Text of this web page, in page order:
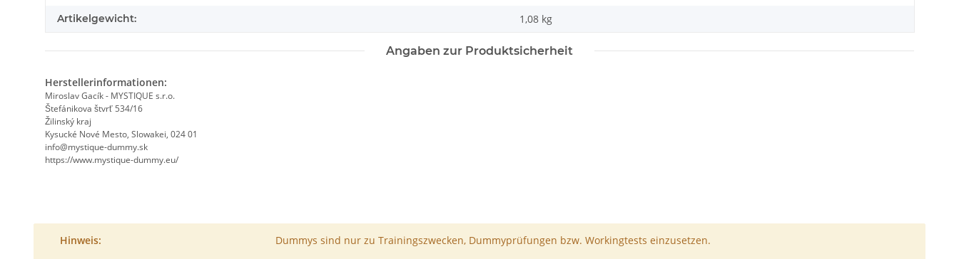
Artikelgewicht: 1,08 kg
Angaben zur Produktsicherheit
Herstellerinformationen:
Miroslav Gacík - MYSTIQUE s.r.o.
Štefánikova štvrť 534/16
Žilinský kraj
Kysucké Nové Mesto, Slowakei, 024 01
info@mystique-dummy.sk
https://www.mystique-dummy.eu/
Hinweis:
Dummys sind nur zu Trainingszwecken, Dummyprüfungen bzw. Workingtests einzusetzen.